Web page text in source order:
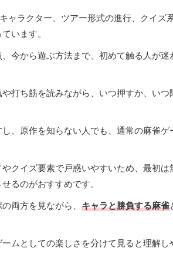
ャラクター、ツアー形式の進行、クイズ
います。
今から遊ぶ方法まで、初めて触る人が迷
打ち筋を読みながら、いつ押すか、いつ
、原作を知らない人でも、通常の麻雀ゲ
クイズ要素で戸惑いやすいため、最初は
るのがおすすめです。
両方を見ながら、 キャラと勝負する麻雀
ムとしての楽しさを分けて見ると理解し